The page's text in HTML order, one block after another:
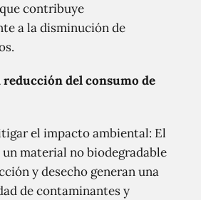
contribuye
a la disminución de
reducción del consumo de
el impacto ambiental: El
material no biodegradable
y desecho generan una
de contaminantes y